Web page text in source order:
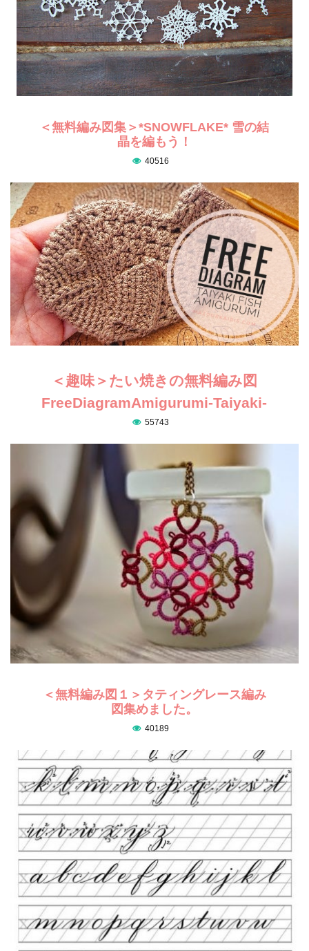
＜無料編み図集＞*SNOWFLAKE* 雪の結
晶を編もう！
40516
＜趣味＞たい焼きの無料編み図
FreeDiagramAmigurumi-Taiyaki-
55743
＜無料編み図１＞タティングレース編み
図集めました。
40189